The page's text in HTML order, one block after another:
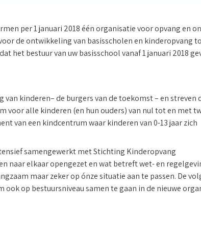
per 1 januari 2018 één organisatie voor opvang en
de ontwikkeling van basisscholen en kinderopvang
het bestuur van uw basisschool vanaf 1 januari 2018
kinderen– de burgers van de toekomst – en streven
voor alle kinderen (en hun ouders) van nul tot en met
van een kindcentrum waar kinderen van 0-13 jaar zich
samengewerkt met Stichting Kinderopvang
naar elkaar opengezet en wat betreft wet- en
maar zeker op ónze situatie aan te passen. De
op bestuursniveau samen te gaan in de nieuwe